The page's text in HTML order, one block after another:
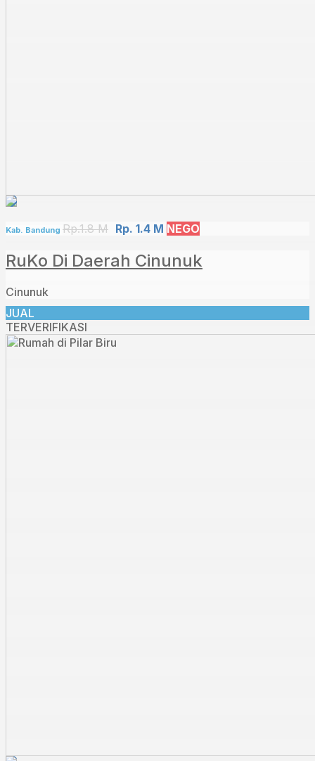
Kab. Bandung Rp.1.8 M Rp. 1.4 M NEGO
RuKo Di Daerah Cinunuk
Cinunuk
JUAL
TERVERIFIKASI